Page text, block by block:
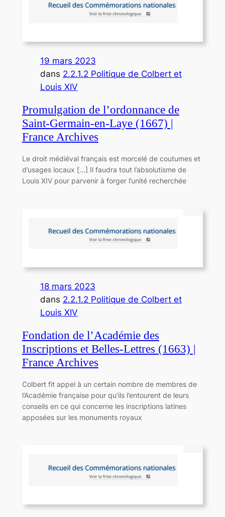
19 mars 2023
dans 2.2.1.2 Politique de Colbert et
Louis XIV
Promulgation de l’ordonnance de
Saint-Germain-en-Laye (1667) |
France Archives
Le droit médiéval français est morcelé de coutumes et
d’usages locaux […] Il faudra tout l’absolutisme de
Louis XIV pour parvenir à forger l’unité recherchée
18 mars 2023
dans 2.2.1.2 Politique de Colbert et
Louis XIV
Fondation de l’Académie des
Inscriptions et Belles-Lettres (1663) |
France Archives
Colbert fit appel à un certain nombre de membres de
l’Académie française pour qu’ils l’entourent de leurs
conseils en ce qui concerne les inscriptions latines
apposées sur les monuments royaux